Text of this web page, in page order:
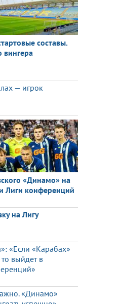
составы.
вингера
— игрок
«Динамо» на
Лиги конференций
на Лигу
«Если «Карабах»
выйдет в
«Динамо»